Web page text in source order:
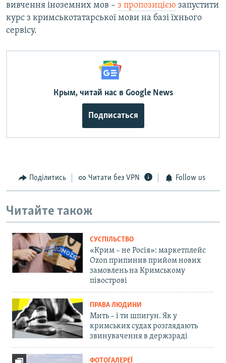
вивчення іноземних мов – з пропозицією запустити
курс з кримськотатарської мови на базі їхнього
сервісу.
Крым, читай нас в Google News
Подписаться
Поділитись Читати без VPN Follow us
Читайте також
СУСПІЛЬСТВО
«Крим – не Росія»: маркетплейс
Ozon припинив прийом нових
замовлень на Кримському
півострові
ПРАВА ЛЮДИНИ
Мить – і ти шпигун. Як у
кримських судах розглядають
звинувачення в держзраді
ФОТОГАЛЕРЕЇ